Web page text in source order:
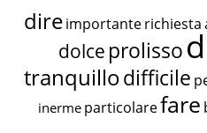
dire importante richiesta
dolce prolisso
tranquillodifficile
inerme particolarefare